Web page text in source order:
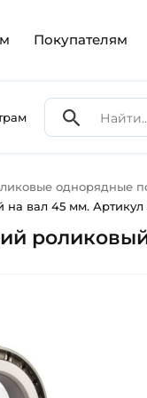
Покупателям
однорядные
вал 45 мм. Артикул